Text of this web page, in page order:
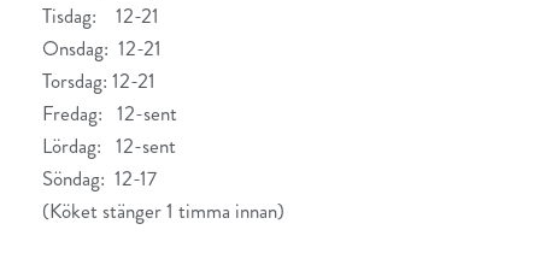
Tisdag: 12-21
Onsdag: 12-21
Torsdag: 12-21
Fredag: 12-sent
Lördag: 12-sent
Söndag: 12-17
(Köket stänger 1 timma innan)